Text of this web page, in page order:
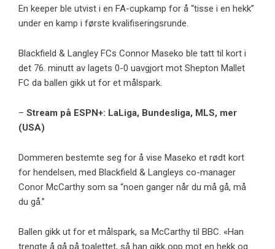
En keeper ble utvist i en FA-cupkamp for å “tisse i en hekk”
under en kamp i første kvalifiseringsrunde.
Blackfield & Langley FCs Connor Maseko ble tatt til kort i
det 76. minutt av lagets 0-0 uavgjort mot Shepton Mallet
FC da ballen gikk ut for et målspark.
– Stream på ESPN+: LaLiga, Bundesliga, MLS, mer
(USA)
Dommeren bestemte seg for å vise Maseko et rødt kort
for hendelsen, med Blackfield & Langleys co-manager
Conor McCarthy som sa “noen ganger når du må gå, må
du gå.”
Ballen gikk ut for et målspark, sa McCarthy til BBC. «Han
trengte å gå på toalettet, så han gikk opp mot en hekk og